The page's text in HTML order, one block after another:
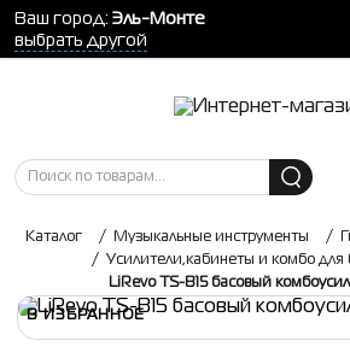
Ваш город: Эль-Монте
выбрать другой
Каталог / Музыкальные инструменты /
/
Усилители,кабинеты и комбо для
LiRevo TS-B15 басовый
В ИЗБРАННОЕ